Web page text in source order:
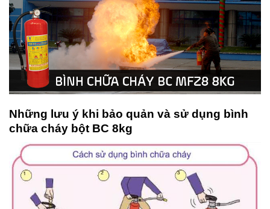
Những lưu ý khi bảo quản và sử dụng bình
chữa cháy bột BC 8kg